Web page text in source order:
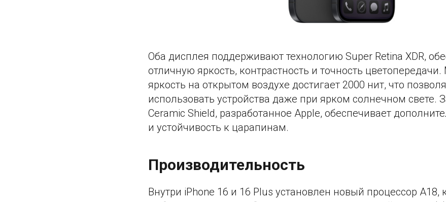
Оба дисплея поддерживают технологию Super Retina XDR,
отличную яркость, контрастность и точность
яркость на открытом воздухе достигает 2000 нит, что
использовать устройства даже при ярком солнечном свете.
Ceramic Shield, разработанное Apple, обеспечивает
и устойчивость к царапинам.
Производительность
Внутри iPhone 16 и 16 Plus установлен новый процессор A18,